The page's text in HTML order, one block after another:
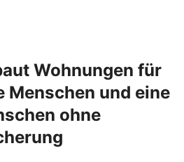
Wohnungen für
Menschen und eine
ohne